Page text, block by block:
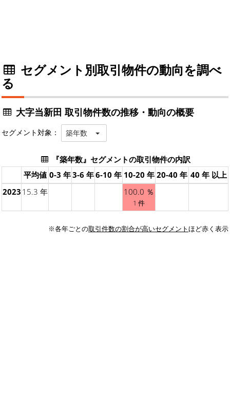
セグメント別取引物件の動向を調べ
る
大字当新田 取引物件数の推移・動向の概要
セグメント対象： 築年数
『築年数』セグメントの取引物件の内訳
平均値 0-3 年3-6 年6-10 年 10-20 年 20-40 年 40 年 以上
2023 15.3 年 100.0 ％
1 件
※各年ごとの取引件数の割合が高いセグメントほど赤く表示